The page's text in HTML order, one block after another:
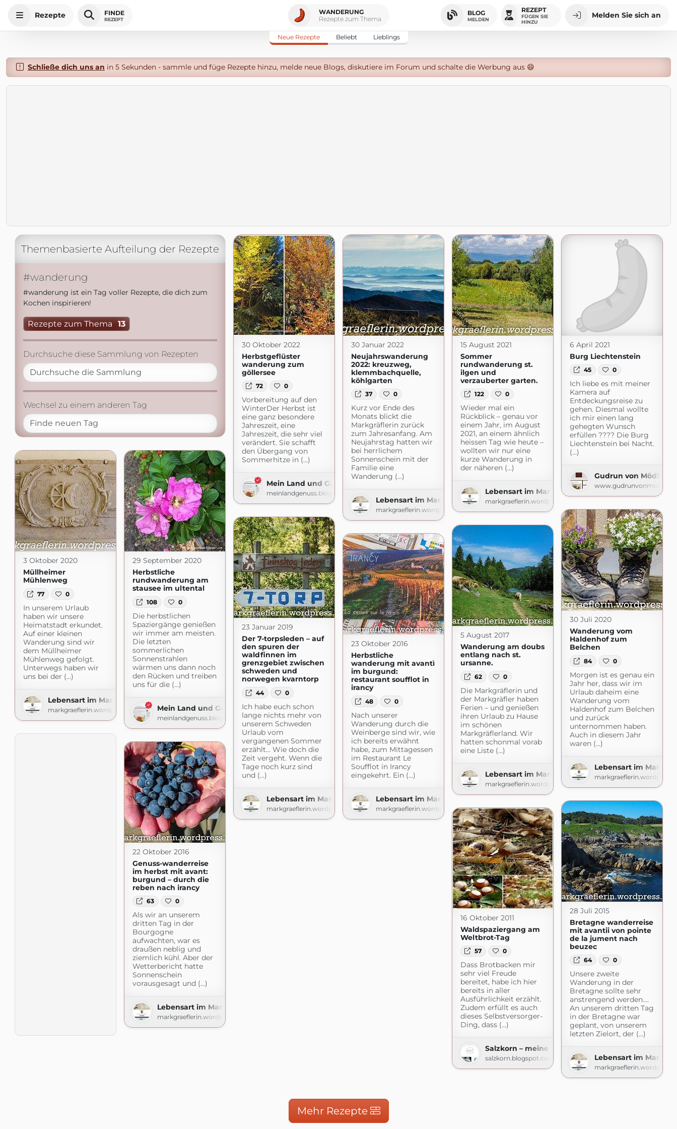
Rezepte FINDE
REZEPT
WANDERUNG
Rezepte zum Thema
BLOG
MELDEN
REZEPT
FÜGEN SIE
HINZU
Melden Sie sich an
Neue Rezepte Beliebt Lieblings
Schließe dich uns an in 5 Sekunden - sammle und füge Rezepte hinzu, melde neue Blogs, diskutiere im Forum und schalte die Werbung aus 😄
Themenbasierte Aufteilung der Rezepte
#wanderung
#wanderung ist ein Tag voller Rezepte, die dich zum
Kochen inspirieren!
Rezepte zum Thema 13
Durchsuche diese Sammlung von Rezepten
Wechsel zu einem anderen Tag
30 Oktober 2022
Herbstgeflüster
wanderung zum
göllersee
72 0
Vorbereitung auf den
WinterDer Herbst ist
eine ganz besondere
Jahreszeit, eine
Jahreszeit, die sehr viel
verändert. Sie schafft
den Übergang von
Sommerhitze in (...)
Mein Land und Gartengenuss
meinlandgenuss.blogspot.com
30 Januar 2022
Neujahrswanderung
2022: kreuzweg,
klemmbachquelle,
köhlgarten
37 0
Kurz vor Ende des
Monats blickt die
Markgräflerin zurück
zum Jahresanfang. Am
Neujahrstag hatten wir
bei herrlichem
Sonnenschein mit der
Familie eine
Wanderung (...)
Lebensart im Markgräflerland
markgraeflerin.wordpress.com
15 August 2021
Sommer
rundwanderung st.
ilgen und
verzauberter garten.
122 0
Wieder mal ein
Rückblick – genau vor
einem Jahr, im August
2021, an einem ähnlich
heissen Tag wie heute –
wollten wir nur eine
kurze Wanderung in
der näheren (...)
Lebensart im Markgräflerland
markgraeflerin.wordpress.com
6 April 2021
Burg Liechtenstein
45 0
Ich liebe es mit meiner
Kamera auf
Entdeckungsreise zu
gehen. Diesmal wollte
ich mir einen lang
gehegten Wunsch
erfüllen ???? Die Burg
Liechtenstein bei Nacht.
(...)
Gudrun von Mödling
3 Oktober 2020
Müllheimer
Mühlenweg
77 0
In unserem Urlaub
haben wir unsere
Heimatstadt erkundet.
Auf einer kleinen
Wanderung sind wir
dem Müllheimer
Mühlenweg gefolgt.
Unterwegs haben wir
uns bei der (...)
Lebensart im Markgräflerland
markgraeflerin.wordpress.com
29 September 2020
Herbstliche
rundwanderung am
stausee im ultental
108 0
Die herbstlichen
Spaziergänge genießen
wir immer am meisten.
Die letzten
sommerlichen
Sonnenstrahlen
wärmen uns dann noch
den Rücken und treiben
uns für die (...)
Mein Land und Gartengenuss
meinlandgenuss.blogspot.com
30 Juli 2020
Wanderung vom
Haldenhof zum
Belchen
84 0
Morgen ist es genau ein
Jahr her, dass wir im
Urlaub daheim eine
Wanderung vom
Haldenhof zum Belchen
und zurück
unternommen haben.
Auch in diesem Jahr
waren (...)
Lebensart im
23 Januar 2019
Der 7-torpsleden – auf
den spuren der
waldfinnen im
grenzgebiet zwischen
schweden und
norwegen kvarntorp
44 0
Ich habe euch schon
lange nichts mehr von
unserem Schweden
Urlaub vom
vergangenen Sommer
erzählt… Wie doch die
Zeit vergeht. Wenn die
Tage noch kurz sind
und (...)
Lebensart im Markgräflerland
markgraeflerin.wordpress.com
5 August 2017
Wanderung am doubs
entlang nach st.
ursanne.
62 0
Die Markgräflerin und
der Markgräfler haben
Ferien – und genießen
ihren Urlaub zu Hause
im schönen
Markgräflerland. Wir
hatten schonmal vorab
eine Liste (...)
Lebensart im Markgräflerland
markgraeflerin.wordpress.com
23 Oktober 2016
Herbstliche
wanderung mit avantì
im burgund:
restaurant soufflot in
irancy
48 0
Nach unserer
Wanderung durch die
Weinberge sind wir, wie
ich bereits erwähnt
habe, zum Mittagessen
im Restaurant Le
Soufflot in Irancy
eingekehrt. Ein (...)
Lebensart im Markgräflerland
markgraeflerin.wordpress.com
22 Oktober 2016
Genuss-wanderreise
im herbst mit avant:
burgund – durch die
reben nach irancy
63 0
Als wir an unserem
dritten Tag in der
Bourgogne
aufwachten, war es
draußen neblig und
ziemlich kühl. Aber der
Wetterbericht hatte
Sonnenschein
vorausgesagt und (...)
Lebensart im Markgräflerland
markgraeflerin.wordpress.com
28 Juli 2015
Bretagne wanderreise
mit avantii von pointe
de la jument nach
beuzec
64 0
Unsere zweite
Wanderung in der
Bretagne sollte sehr
anstrengend werden….
An unserem dritten Tag
in der Bretagne war
geplant, von unserem
letzten Zielort, der (...)
Lebensart im
16 Oktober 2011
Waldspaziergang am
Weltbrot-Tag
57 0
Dass Brotbacken mir
sehr viel Freude
bereitet, habe ich hier
bereits in aller
Ausführlichkeit erzählt.
Zudem erfüllt es auch
dieses Selbstversorger-
Ding, dass (...)
Salzkorn – meine Gartenküche
salzkorn.blogspot.com
Mehr Rezepte